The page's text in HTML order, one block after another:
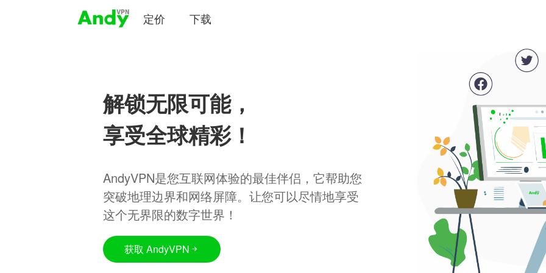
定价 下载
解锁无限可能，
享受全球精彩！
AndyVPN是您互联网体验的最佳伴侣，它帮助您
突破地理边界和网络屏障。让您可以尽情地享受
这个无界限的数字世界！
获取 AndyVPN